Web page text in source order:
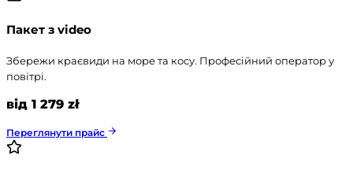
Пакет з video
Збережи краєвиди на море та косу. Професійний оператор у
повітрі.
від 1 279 zł
Переглянути прайс